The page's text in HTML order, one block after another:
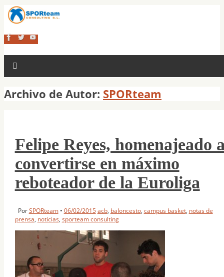
Archivo de Autor: SPORteam
Felipe Reyes, homenajeado
convertirse en máximo
reboteador de la Euroliga
PorSPORteam • 06/02/2015 acb, baloncesto, campus basket, notas de
prensa, noticias, sporteam consulting